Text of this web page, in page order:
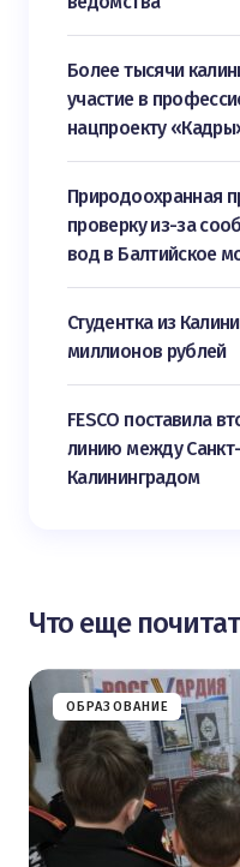
Более тысячи
участие в
нацпроекту
Природоохранная
проверку из-за
вод в Балтийское
Студентка из
миллионов рублей
FESCO поставила
линию между
Калининградом
Что еще
ОБРАЗОВАНИЕ